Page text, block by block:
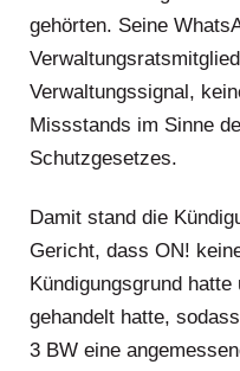
gehörten. Seine
Verwaltungssignal,
Missstands im Sinne
Schutzgesetzes.
Damit stand die
Gericht, dass ON!
Kündigungsgrund
gehandelt hatte,
3 BW eine